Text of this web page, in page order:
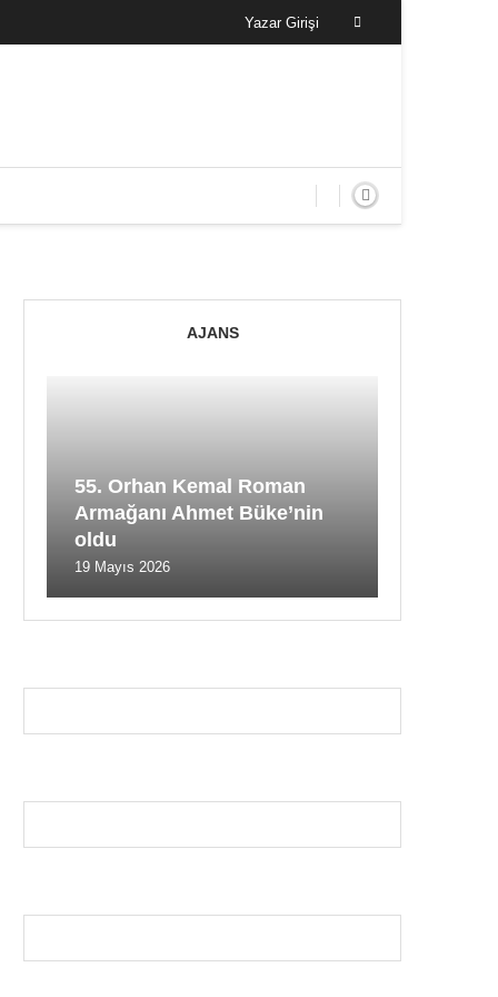
Yazar Girişi
AJANS
55. Orhan Kemal Roman
Armağanı Ahmet Büke’nin
oldu
19 Mayıs 2026